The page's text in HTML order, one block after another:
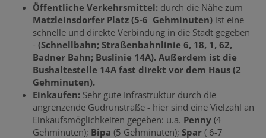
Öffentliche Verkehrsmittel: durch die Nähe zum
Matzleinsdorfer Platz (5-6 Gehminuten) ist eine
schnelle und direkte Verbindung in die Stadt gegeben
- (Schnellbahn; Straßenbahnlinie 6, 18, 1, 62,
Badner Bahn; Buslinie 14A). Außerdem ist die
Bushaltestelle 14A fast direkt vor dem Haus (2
Gehminuten).
Einkaufen: Sehr gute Infrastruktur durch die
angrenzende Gudrunstraße - hier sind eine Vielzahl an
Einkaufsmöglichkeiten gegeben: u.a. Penny (4
Gehminuten); Bipa (5 Gehminuten); Spar ( 6-7